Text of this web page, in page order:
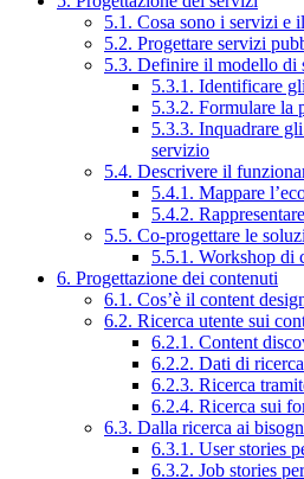
5.1. Cosa sono i servizi e
5.2. Progettare servizi
5.3. Definire il modello di
5.3.1. Identificare
5.3.2. Formulare la
5.3.3. Inquadrare
servizio
5.4. Descrivere il
5.4.1. Mappare
5.4.2.
5.5. Co-progettare le
5.5.1. Workshop di
6. Progettazione dei contenuti
6.1. Cos’è il content
6.2. Ricerca utente sui
6.2.1. Content
6.2.2. Dati di
6.2.3. Ricerca
6.2.4. Ricerca sui
6.3. Dalla ricerca ai
6.3.1. User stories
6.3.2. Job stories